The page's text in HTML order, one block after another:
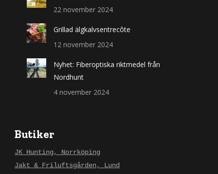
22 november 2024
Grillad älgkalvsentrecôte
12 november 2024
Nyhet: Fiberoptiska riktmedel från
Nordhunt
4 november 2024
Butiker
JK Hunting, Norrköping
Jakt & Friluftsgården, Lund